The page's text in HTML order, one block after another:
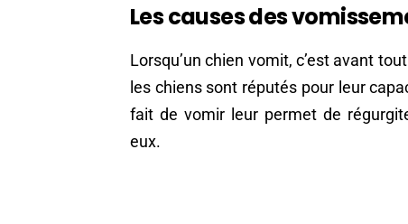
Les causes des
Lorsqu’un chien vomit, c’est avant
les chiens sont réputés pour leur
fait de vomir leur permet de
eux.